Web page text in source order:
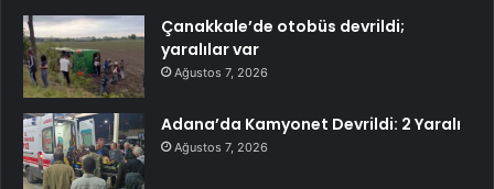
Çanakkale’de otobüs devrildi;
yaralılar var
Ağustos 7, 2026
Adana’da Kamyonet Devrildi: 2 Yaralı
Ağustos 7, 2026